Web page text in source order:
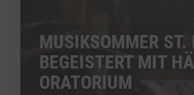
MUSIKSOMMER ST.
BEGEISTERT MIT
ORATORIUM